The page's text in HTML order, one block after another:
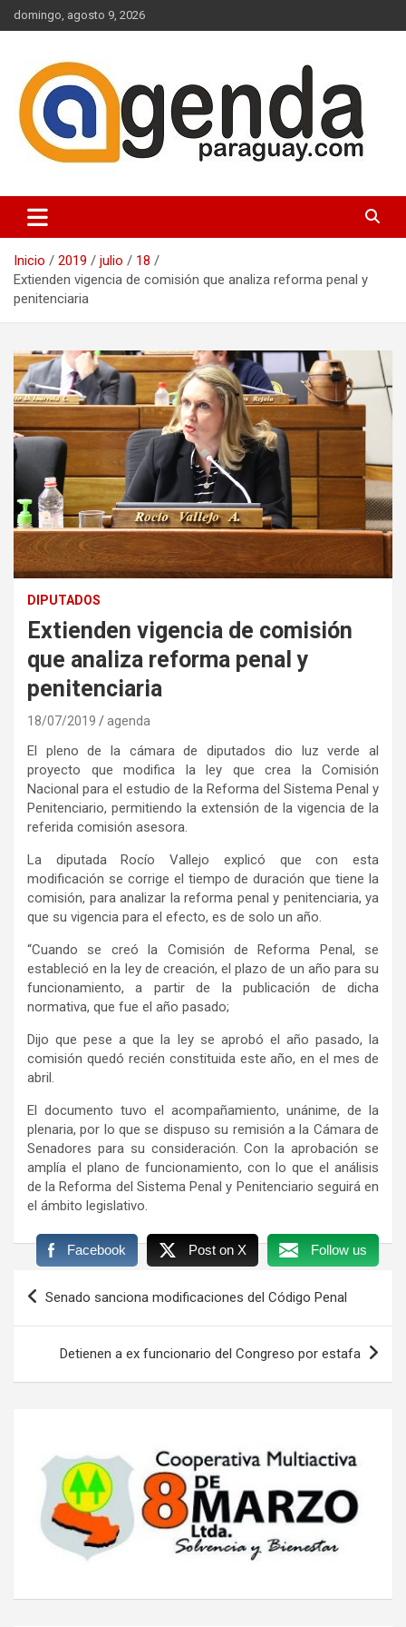
Saltar
al
domingo, agosto 9, 2026
Agenda Paraguay
Inicio 2019 julio
18
Extienden vigencia de comisión que analiza reforma penal y
penitenciaria
DIPUTADOS
Extienden vigencia de comisión
que analiza reforma penal y
penitenciaria
18/07/2019 agenda
El pleno de la cámara de diputados dio luz verde al
proyecto que modifica la ley que crea la Comisión
Nacional para el estudio de la Reforma del Sistema Penal y
Penitenciario, permitiendo la extensión de la vigencia de la
referida comisión asesora.
La diputada Rocío Vallejo explicó que con esta
modificación se corrige el tiempo de duración que tiene la
comisión, para analizar la reforma penal y penitenciaria, ya
que su vigencia para el efecto, es de solo un año.
“Cuando se creó la Comisión de Reforma Penal, se
estableció en la ley de creación, el plazo de un año para su
funcionamiento, a partir de la publicación de dicha
normativa, que fue el año pasado;
Dijo que pese a que la ley se aprobó el año pasado, la
comisión quedó recién constituida este año, en el mes de
abril.
El documento tuvo el acompañamiento, unánime, de la
plenaria, por lo que se dispuso su remisión a la Cámara de
Senadores para su consideración. Con la aprobación se
amplía el plano de funcionamiento, con lo que el análisis
de la Reforma del Sistema Penal y Penitenciario seguirá en
el ámbito legislativo.
Facebook Post on X Follow us
Navegación
Senado sanciona modificaciones del Código Penal
Detienen a ex funcionario del Congreso por estafa